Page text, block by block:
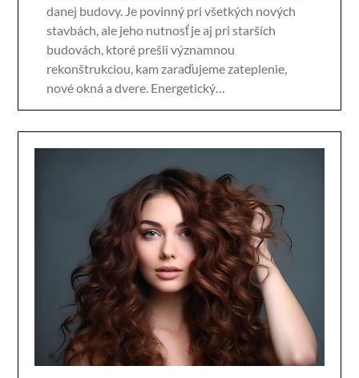
danej budovy. Je povinný pri všetkých nových
stavbách, ale jeho nutnosť je aj pri starších
budovách, ktoré prešli významnou
rekonštrukciou, kam zaraďujeme zateplenie,
nové okná a dvere. Energetický…